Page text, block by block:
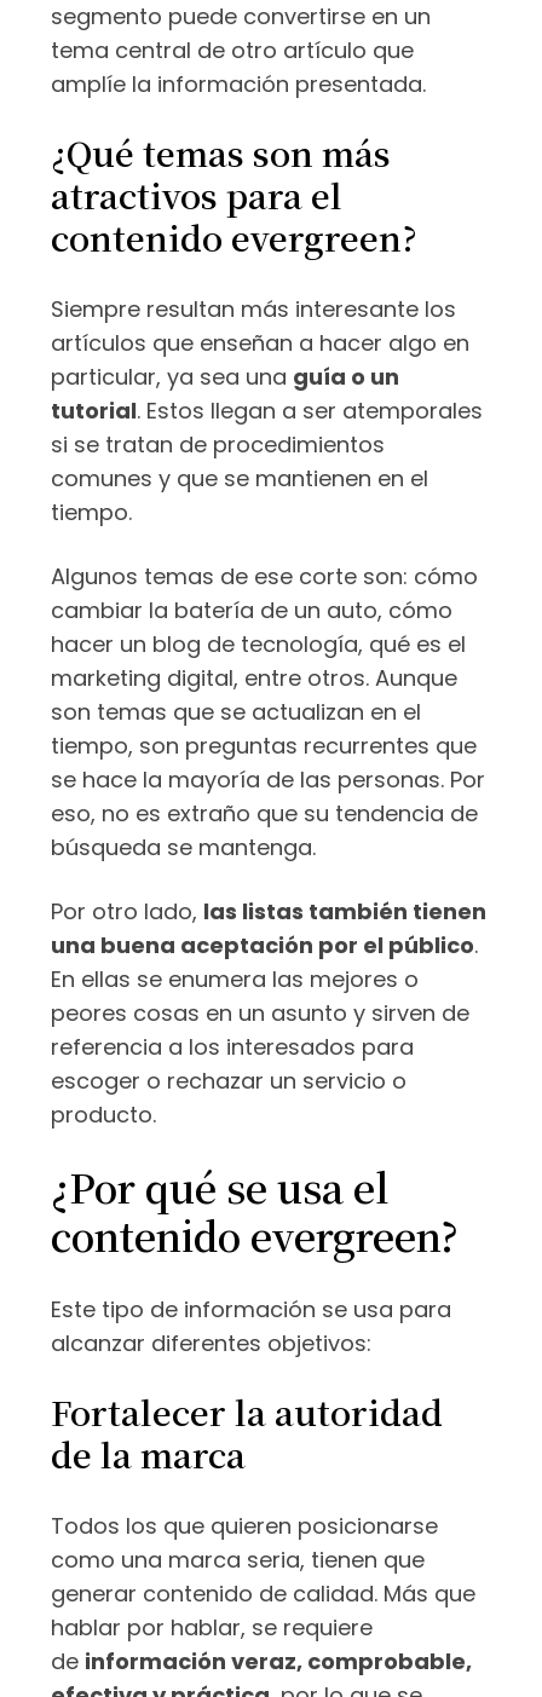
segmento puede convertirse en un
tema central de otro artículo que
amplíe la información presentada.
¿Qué temas son más
atractivos para el
contenido evergreen?
Siempre resultan más interesante los
artículos que enseñan a hacer algo en
particular, ya sea una guía o un
tutorial. Estos llegan a ser atemporales
si se tratan de procedimientos
comunes y que se mantienen en el
tiempo.
Algunos temas de ese corte son: cómo
cambiar la batería de un auto, cómo
hacer un blog de tecnología, qué es el
marketing digital, entre otros. Aunque
son temas que se actualizan en el
tiempo, son preguntas recurrentes que
se hace la mayoría de las personas. Por
eso, no es extraño que su tendencia de
búsqueda se mantenga.
Por otro lado, las listas también tienen
una buena aceptación por el público.
En ellas se enumera las mejores o
peores cosas en un asunto y sirven de
referencia a los interesados para
escoger o rechazar un servicio o
producto.
¿Por qué se usa el
contenido evergreen?
Este tipo de información se usa para
alcanzar diferentes objetivos:
Fortalecer la autoridad
de la marca
Todos los que quieren posicionarse
como una marca seria, tienen que
generar contenido de calidad. Más que
hablar por hablar, se requiere
de información veraz, comprobable,